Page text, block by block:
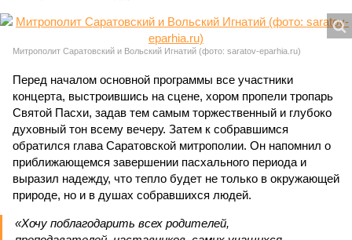
Митрополит Саратовский и Вольский Игнатий (фото: saratov-eparhia.ru)
Перед началом основной программы все участники
концерта, выстроившись на сцене, хором пропели тропарь
Святой Пасхи, задав тем самым торжественный и глубоко
духовный тон всему вечеру. Затем к собравшимся
обратился глава Саратовской митрополии. Он напомнил о
приближающемся завершении пасхального периода и
выразил надежду, что тепло будет не только в окружающей
природе, но и в душах собравшихся людей.
«Хочу поблагодарить всех родителей,